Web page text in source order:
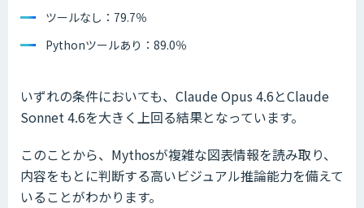
ツールなし：79.7％
Pythonツールあり：89.0％
いずれの条件においても、Claude Opus 4.6とClaude
Sonnet 4.6を大きく上回る結果となっています。
このことから、Mythosが複雑な図表情報を読み取り、
内容をもとに判断する高いビジュアル推論能力を備えて
いることがわかります。